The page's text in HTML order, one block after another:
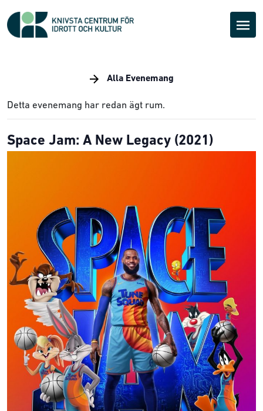
Alla Evenemang
Detta evenemang har redan ägt rum.
Space Jam: A New Legacy (2021)